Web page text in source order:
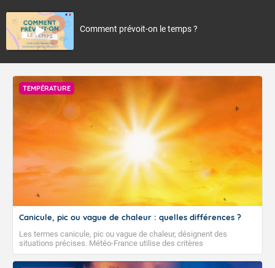
Comment prévoit-on le temps ?
TEMPÉRATURE
Canicule, pic ou vague de chaleur : quelles différences ?
Les termes canicule, pic ou vague de chaleur, désignent des
situations précises. Météo-France utilise des critères
climatologiques pour évaluer et qualifier les épisodes de chaleur qui
peuvent avoir des impacts sanitaires et socio-économiques